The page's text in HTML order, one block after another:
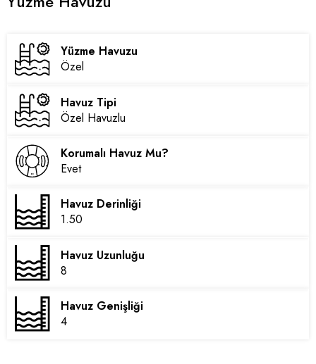
Yüzme Havuzu
Özel
Havuz Tipi
Özel Havuzlu
Korumalı Havuz Mu?
Evet
Havuz Derinliği
1.50
Havuz Uzunluğu
8
Havuz Genişliği
4